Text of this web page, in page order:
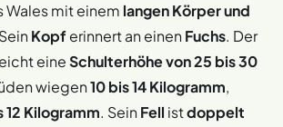
Wales mit einem langen Körper und
Kopf erinnert an einenFuchs. Der
eineSchulterhöhe von 25 bis 30
wiegen10 bis 14 Kilogramm,
12 Kilogramm. SeinFell istdoppelt